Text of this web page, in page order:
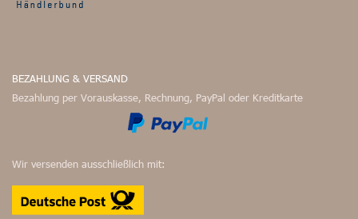
BEZAHLUNG & VERSAND
Bezahlung per Vorauskasse, Rechnung, PayPal oder Kreditkarte
Wir versenden ausschließlich mit: